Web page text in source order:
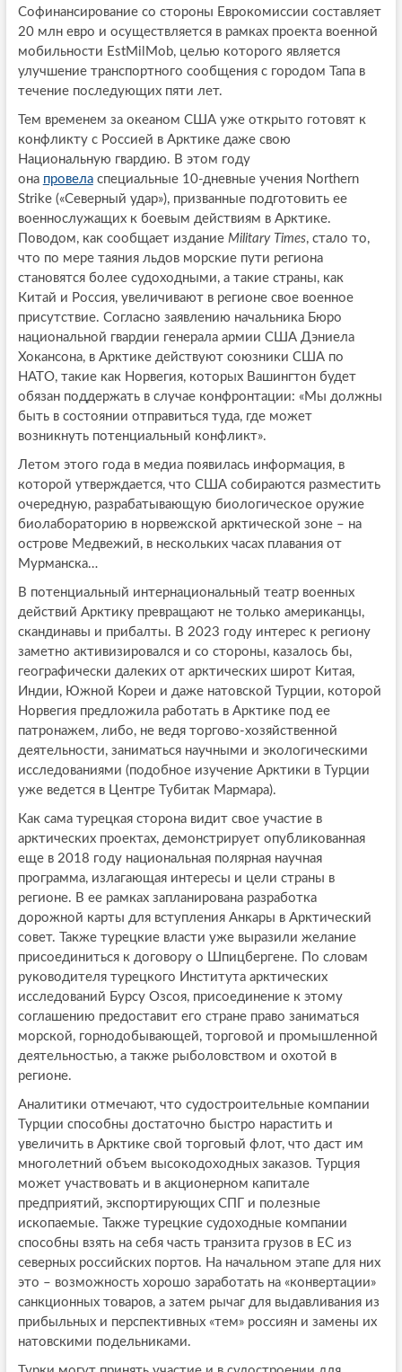
Софинансирование со стороны Еврокомиссии составляет
20 млн евро и осуществляется в рамках проекта военной
мобильности EstMilMob, целью которого является
улучшение транспортного сообщения с городом Тапа в
течение последующих пяти лет.
Тем временем за океаном США уже открыто готовят к
конфликту с Россией в Арктике даже свою
Национальную гвардию. В этом году
она провеласпециальные 10-дневные учения Northern
Strike («Северный удар»), призванные подготовить ее
военнослужащих к боевым действиям в Арктике.
Поводом, как сообщает издание Military Times, стало то,
что по мере таяния льдов морские пути региона
становятся более судоходными, а такие страны, как
Китай и Россия, увеличивают в регионе свое военное
присутствие. Согласно заявлению начальника Бюро
национальной гвардии генерала армии США Дэниела
Хокансона, в Арктике действуют союзники США по
НАТО, такие как Норвегия, которых Вашингтон будет
обязан поддержать в случае конфронтации: «Мы должны
быть в состоянии отправиться туда, где может
возникнуть потенциальный конфликт».
Летом этого года в медиа появилась информация, в
которой утверждается, что США собираются разместить
очередную, разрабатывающую биологическое оружие
биолабораторию в норвежской арктической зоне – на
острове Медвежий, в нескольких часах плавания от
Мурманска…
В потенциальный интернациональный театр военных
действий Арктику превращают не только американцы,
скандинавы и прибалты. В 2023 году интерес к региону
заметно активизировался и со стороны, казалось бы,
географически далеких от арктических широт Китая,
Индии, Южной Кореи и даже натовской Турции, которой
Норвегия предложила работать в Арктике под ее
патронажем, либо, не ведя торгово-хозяйственной
деятельности, заниматься научными и экологическими
исследованиями (подобное изучение Арктики в Турции
уже ведется в Центре Тубитак Мармара).
Как сама турецкая сторона видит свое участие в
арктических проектах, демонстрирует опубликованная
еще в 2018 году национальная полярная научная
программа, излагающая интересы и цели страны в
регионе. В ее рамках запланирована разработка
дорожной карты для вступления Анкары в Арктический
совет. Также турецкие власти уже выразили желание
присоединиться к договору о Шпицбергене. По словам
руководителя турецкого Института арктических
исследований Бурсу Озсоя, присоединение к этому
соглашению предоставит его стране право заниматься
морской, горнодобывающей, торговой и промышленной
деятельностью, а также рыболовством и охотой в
регионе.
Аналитики отмечают, что судостроительные компании
Турции способны достаточно быстро нарастить и
увеличить в Арктике свой торговый флот, что даст им
многолетний объем высокодоходных заказов. Турция
может участвовать и в акционерном капитале
предприятий, экспортирующих СПГ и полезные
ископаемые. Также турецкие судоходные компании
способны взять на себя часть транзита грузов в ЕС из
северных российских портов. На начальном этапе для них
это – возможность хорошо заработать на «конвертации»
санкционных товаров, а затем рычаг для выдавливания из
прибыльных и перспективных «тем» россиян и замены их
натовскими подельниками.